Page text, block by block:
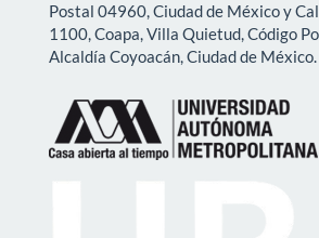
Postal 04960, Ciudad de México y
1100, Coapa, Villa Quietud, Código
Alcaldía Coyoacán, Ciudad de México.